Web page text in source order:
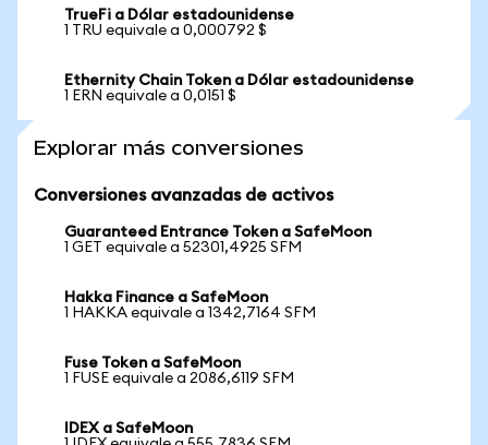
TrueFi a Dólar estadounidense
1 TRU equivale a 0,000792 $
Ethernity Chain Token a Dólar estadounidense
1 ERN equivale a 0,0151 $
Explorar más conversiones
Conversiones avanzadas de activos
Guaranteed Entrance Token a SafeMoon
1 GET equivale a 52301,4925 SFM
Hakka Finance a SafeMoon
1 HAKKA equivale a 1342,7164 SFM
Fuse Token a SafeMoon
1 FUSE equivale a 2086,6119 SFM
IDEX a SafeMoon